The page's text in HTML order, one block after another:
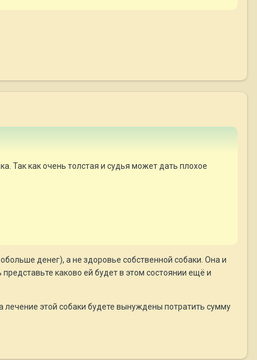
Так как очень толстая и судья может дать плохое
денег), а не здоровье собственной собаки. Она и
каково ей будет в этом состоянии ещё и
лечение этой собаки будете вынуждены потратить сумму